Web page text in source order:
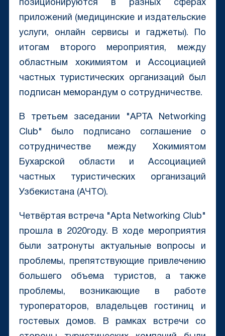
позиционируются в разных сферах
приложений (медицинские и издательские
услуги, онлайн сервисы и гаджеты). По
итогам второго мероприятия, между
областным хокимиятом и Ассоциацией
частных туристических организаций был
подписан меморандум о сотрудничестве.
В третьем заседании "APTA Networking
Club" было подписано соглашение о
сотрудничестве между Хокимиятом
Бухарской области и Ассоциацией
частных туристических организаций
Узбекистана (АЧТО).
Четвёртая встреча "Apta Networking Club"
прошла в 2020году. В ходе мероприятия
были затронуты актуальные вопросы и
проблемы, препятствующие привлечению
большего объема туристов, а также
проблемы, возникающие в работе
туроператоров, владельцев гостиниц и
гостевых домов. В рамках встречи со